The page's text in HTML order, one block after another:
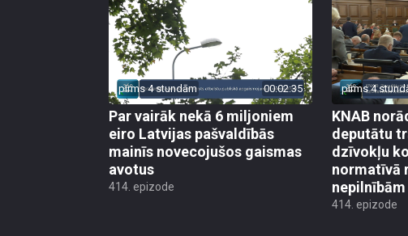
pirms 4 stundām 00:02:35
Par vairāk nekā 6 miljoniem
eiro Latvijas pašvaldībās
mainīs novecojušos gaismas
avotus
414. epizode
pirms 4
KNAB
deputātu
dzīvokļu
normatīvā
nepilnībām
414. epizode